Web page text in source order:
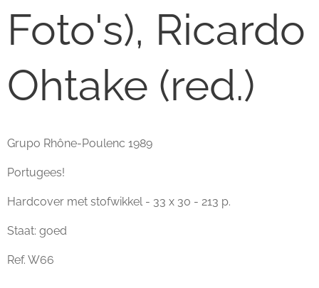
Foto's), Ricardo
Ohtake (red.)
Grupo Rhône-Poulenc 1989
Portugees!
Hardcover met stofwikkel - 33 x 30 - 213 p.
Staat: goed
Ref. W66